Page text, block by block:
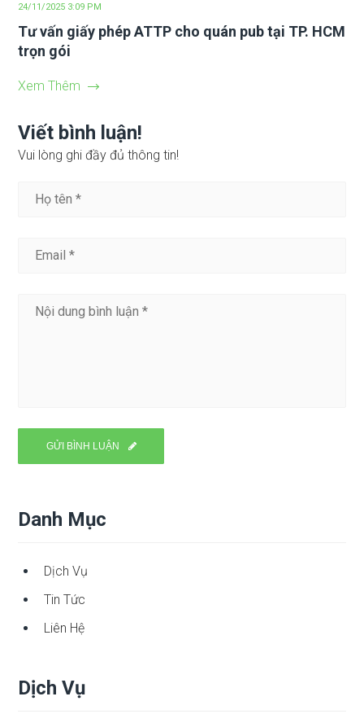
24/11/2025 3:09 PM
Tư vấn giấy phép ATTP cho quán pub tại TP. HCM
trọn gói
Xem Thêm
Viết bình luận!
Vui lòng ghi đầy đủ thông tin!
Danh Mục
Dịch Vụ
Tin Tức
Liên Hệ
Dịch Vụ